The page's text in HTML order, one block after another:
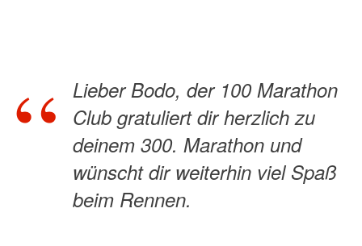
Lieber Bodo, der 100 Marathon
Club gratuliert dir herzlich zu
deinem 300. Marathon und
wünscht dir weiterhin viel Spaß
beim Rennen.